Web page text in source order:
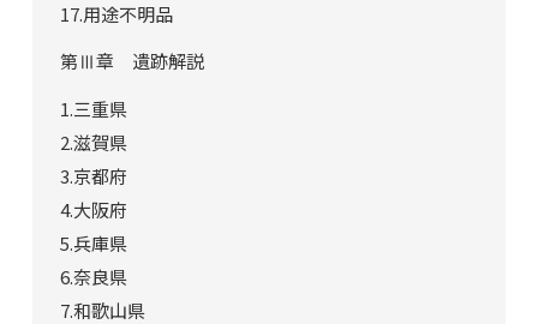
17.用途不明品
第Ⅲ章 遺跡解説
1.三重県
2.滋賀県
3.京都府
4.大阪府
5.兵庫県
6.奈良県
7.和歌山県